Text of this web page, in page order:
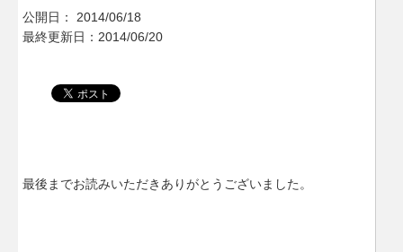
公開日： 2014/06/18
最終更新日：2014/06/20
最後までお読みいただきありがとうございました。